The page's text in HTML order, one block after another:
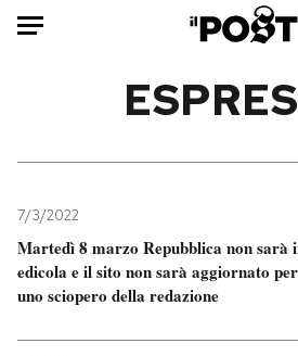
Mondo
Politica
Tecnologia
Internet
Scienza
7/3/2022
Martedì 8 marzo Repubblica non sarà
edicola e il sito non sarà aggiornato per
uno sciopero della redazione